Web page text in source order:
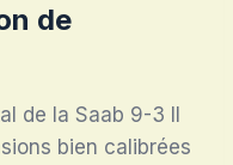
de
de la Saab 9-3 II
bien calibrées